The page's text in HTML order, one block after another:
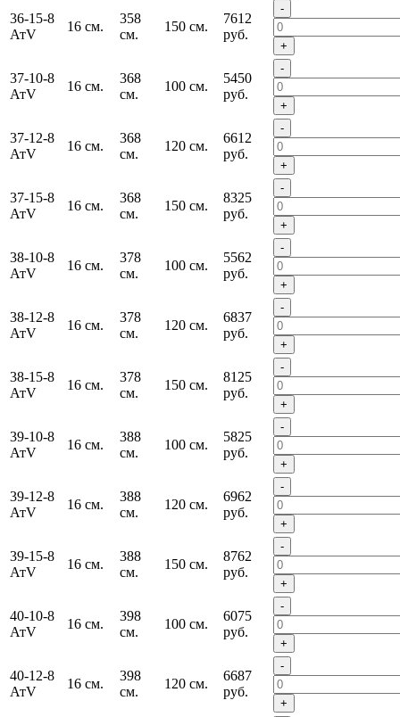
36-15-8
АтV
16 см.
358
см.
150 см.
7612
руб.
-
+
37-10-8
АтV
16 см.
368
см.
100 см.
5450
руб.
-
+
37-12-8
АтV
16 см.
368
см.
120 см.
6612
руб.
-
+
37-15-8
АтV
16 см.
368
см.
150 см.
8325
руб.
-
+
38-10-8
АтV
16 см.
378
см.
100 см.
5562
руб.
-
+
38-12-8
АтV
16 см.
378
см.
120 см.
6837
руб.
-
+
38-15-8
АтV
16 см.
378
см.
150 см.
8125
руб.
-
+
39-10-8
АтV
16 см.
388
см.
100 см.
5825
руб.
-
+
39-12-8
АтV
16 см.
388
см.
120 см.
6962
руб.
-
+
39-15-8
АтV
16 см.
388
см.
150 см.
8762
руб.
-
+
40-10-8
АтV
16 см.
398
см.
100 см.
6075
руб.
-
+
40-12-8
АтV
16 см.
398
см.
120 см.
6687
руб.
-
+